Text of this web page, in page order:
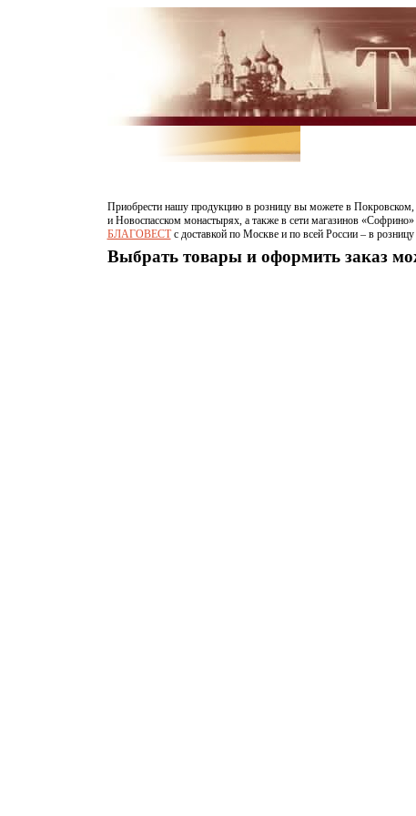
Приобрести нашу продукцию в розницу вы можете в Покровском,
и Новоспасском монастырях, а также в сети магазинов «Софрино»
БЛАГОВЕСТc доставкой по Москве и по всей России – в
Выбрать товары и оформить заказ